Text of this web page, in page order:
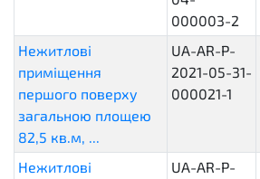
000003-2
Нежитлові
приміщення
першого поверху
загальною площею
82,5 кв.м, ...
UA-AR-P-
2021-05-31-
000021-1
Нежитлові
UA-AR-P-